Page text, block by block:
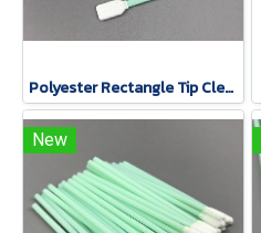
Polyester Rectangle Tip Clean Room Swab
New